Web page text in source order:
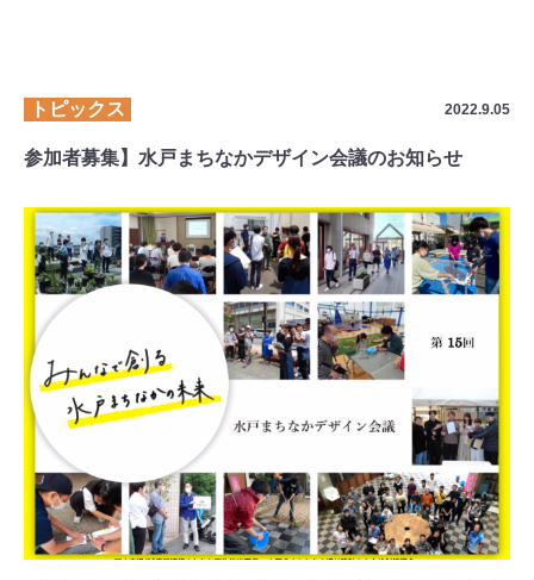
トピックス 2022.9.05
参加者募集】水戸まちなかデザイン会議のお知らせ